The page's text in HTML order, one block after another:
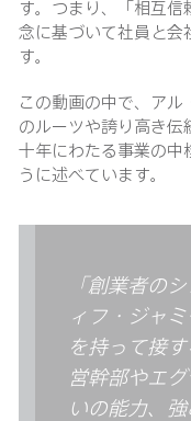
す。つまり、「相互
念に基づいて社員と会
す。
この動画の中で、ア
のルーツや誇り高き
十年にわたる事業の中
うに述べています。
「創業者の
ィフ・ジャ
を持って接
営幹部やエ
いの能力、